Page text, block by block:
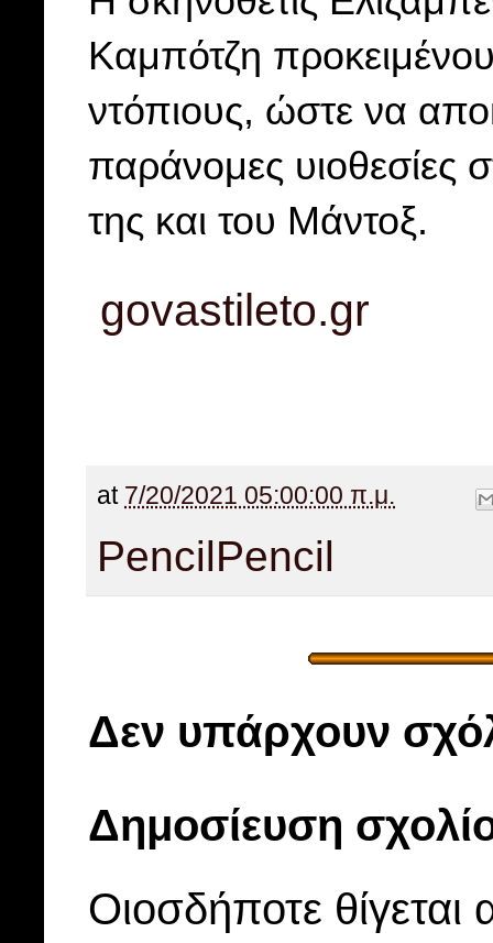
Καμπότζη
ντόπιους, ώστε να
παράνομες υιοθεσίες
της και του Μάντοξ.
govastileto.gr
at 7/20/2021 05:00:00 π.μ.
PencilPencil
Δεν υπάρχουν
Δημοσίευση
Οιοσδήποτε